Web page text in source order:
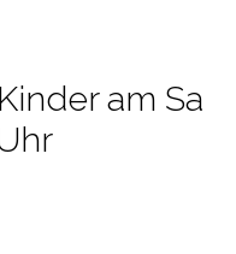
am Sa